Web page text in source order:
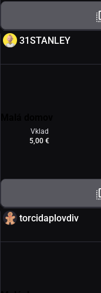
31STANLEY
Vklad
5,00 €
torcidaplovdiv